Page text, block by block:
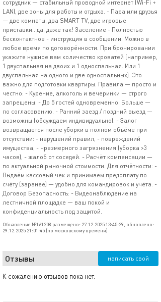
сотрудник — стабильный проводной интернет (Wi-Fi +
LAN), две зоны для работы и отдыха. - Пара или друзья
— две комнаты, два SMART TV, две игровые
приставки.. да, даже так! Заселение - Полностью
бесконтактное - инструкция в сообщении. Можно в
любое время по договорённости. При бронировании
укажите нужное вам количество кроватей (например,
1 двуспальная на двоих и 1 односпальная. Или 1
двуспальная на одного и две односпальных). Это
важно для подготовки квартиры. Правила — просто и
честно: - Курение, алкоголь и вечеринки — строго
запрещены. - До 5 гостей одновременно. Больше —
по согласованию. - Ранний заезд / поздний выезд —
возможны (обсуждаем индивидуально). - Залог
возвращается после уборки в полном объёме при
отсутствии: - нарушений правил, - повреждений
имущества, - чрезмерного загрязнения (уборка >3
часов), - жалоб от соседей. - Расчёт компенсации —
по актуальной рыночной стоимости. Для отчётности: -
Выдаём кассовый чек и принимаем предоплату по
счёту (заранее) — удобно для командировок и учёта. -
Договор Безопасность: - Видеонаблюдение на
лестничной площадке — ваш покой и
конфиденциальность под защитой.
Объявление №161208 размещено: 27.12.2025 13:45:29, обновлено:
29.12.2025 21:01:45 (по московскому времени)
Отзывы написать свой
К сожалению отзывов пока нет.